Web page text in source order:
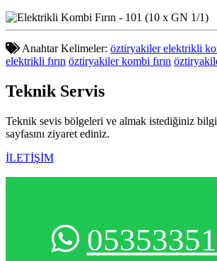
Anahtar Kelimeler: öztiryakiler elektrikli
elektrikli fırın öztiryakiler kombi fırın
Teknik Servis
Teknik sevis bölgeleri ve almak istediğiniz
sayfasını ziyaret ediniz.
İLETİŞİM